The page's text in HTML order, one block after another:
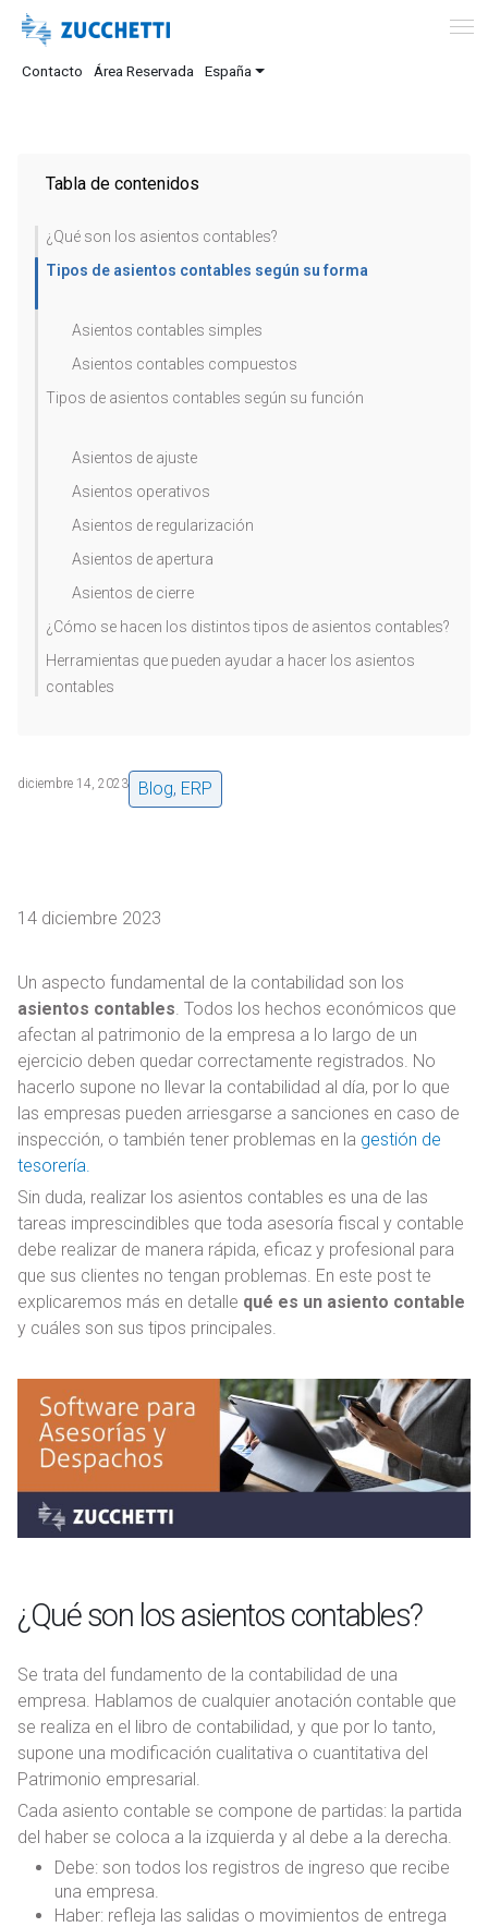
Contacto Área Reservada España
Tabla de contenidos
¿Qué son los asientos contables?
Tipos de asientos contables según su forma
Asientos contables simples
Asientos contables compuestos
Tipos de asientos contables según su función
Asientos de ajuste
Asientos operativos
Asientos de regularización
Asientos de apertura
Asientos de cierre
¿Cómo se hacen los distintos tipos de asientos contables?
Herramientas que pueden ayudar a hacer los asientos
contables
diciembre 14, 2023 Blog, ERP
14 diciembre 2023
Un aspecto fundamental de la contabilidad son los
asientos contables. Todos los hechos económicos que
afectan al patrimonio de la empresa a lo largo de un
ejercicio deben quedar correctamente registrados. No
hacerlo supone no llevar la contabilidad al día, por lo que
las empresas pueden arriesgarse a sanciones en caso de
inspección, o también tener problemas en la gestión de
tesorería.
Sin duda, realizar los asientos contables es una de las
tareas imprescindibles que toda asesoría fiscal y contable
debe realizar de manera rápida, eficaz y profesional para
que sus clientes no tengan problemas. En este post te
explicaremos más en detalle qué es un asiento contable
y cuáles son sus tipos principales.
¿Qué son los asientos contables?
Se trata del fundamento de la contabilidad de una
empresa. Hablamos de cualquier anotación contable que
se realiza en el libro de contabilidad, y que por lo tanto,
supone una modificación cualitativa o cuantitativa del
Patrimonio empresarial.
Cada asiento contable se compone de partidas: la partida
del haber se coloca a la izquierda y al debe a la derecha.
Debe: son todos los registros de ingreso que recibe
una empresa.
Haber: refleja las salidas o movimientos de entrega